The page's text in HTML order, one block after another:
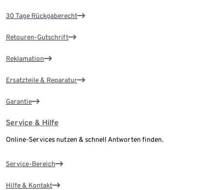
30 Tage Rückgaberecht
Retouren-Gutschrift
Reklamation
Ersatzteile & Reparatur
Garantie
Service & Hilfe
Online-Services nutzen & schnell Antworten finden.
Service-Bereich
Hilfe & Kontakt